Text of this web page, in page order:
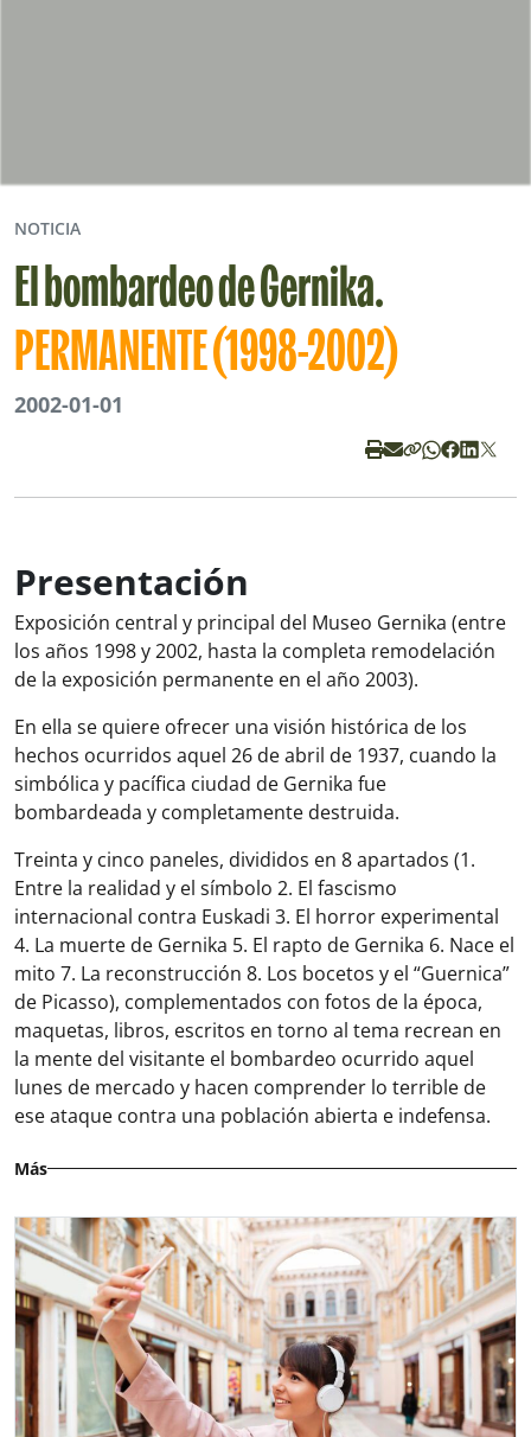
NOTICIA
El bombardeo de Gernika.
PERMANENTE (1998-2002)
2002-01-01
Presentación
Exposición central y principal del Museo Gernika (entre
los años 1998 y 2002, hasta la completa remodelación
de la exposición permanente en el año 2003).
En ella se quiere ofrecer una visión histórica de los
hechos ocurridos aquel 26 de abril de 1937, cuando la
simbólica y pacífica ciudad de Gernika fue
bombardeada y completamente destruida.
Treinta y cinco paneles, divididos en 8 apartados (1.
Entre la realidad y el símbolo 2. El fascismo
internacional contra Euskadi 3. El horror experimental
4. La muerte de Gernika 5. El rapto de Gernika 6. Nace el
mito 7. La reconstrucción 8. Los bocetos y el “Guernica”
de Picasso), complementados con fotos de la época,
maquetas, libros, escritos en torno al tema recrean en
la mente del visitante el bombardeo ocurrido aquel
lunes de mercado y hacen comprender lo terrible de
ese ataque contra una población abierta e indefensa.
Más